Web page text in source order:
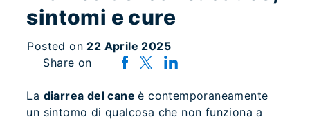
sintomi e cure
Posted on 22 Aprile 2025
Share on
La diarrea del caneè contemporaneamente
un sintomo di qualcosa che non funziona a